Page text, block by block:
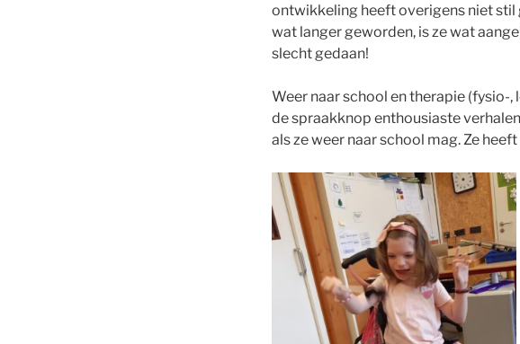
ontwikkeling heeft overigens niet stil
wat langer geworden, is ze wat
slecht gedaan!
Weer naar school en therapie (fysio-
de spraakknop enthousiaste
als ze weer naar school mag. Ze